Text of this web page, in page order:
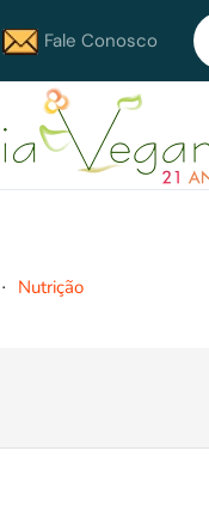
Fale Conosco
Nutrição